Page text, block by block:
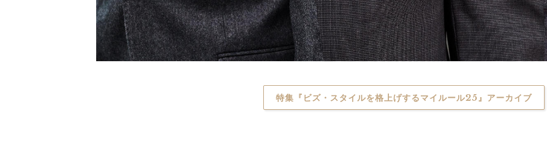
特集『ビズ・スタイルを格上げするマイルール25』アーカイブ